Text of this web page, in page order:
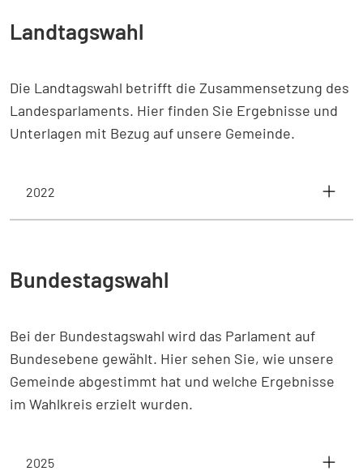
Landtagswahl
Die Landtagswahl betrifft die Zusammensetzung des
Landesparlaments. Hier finden Sie Ergebnisse und
Unterlagen mit Bezug auf unsere Gemeinde.
2022
Bundestagswahl
Bei der Bundestagswahl wird das Parlament auf
Bundesebene gewählt. Hier sehen Sie, wie unsere
Gemeinde abgestimmt hat und welche Ergebnisse
im Wahlkreis erzielt wurden.
2025